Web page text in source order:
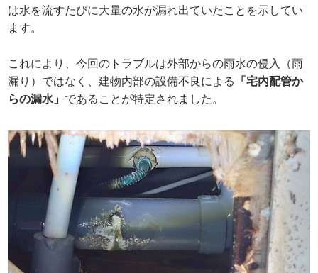
は水を流すたびに大量の水が漏れ出ていたことを示してい
ます。
これにより、今回のトラブルは外部からの雨水の侵入（雨
漏り）ではなく、建物内部の設備不良による
「宅内配管か
らの漏水」 であることが特定されました。